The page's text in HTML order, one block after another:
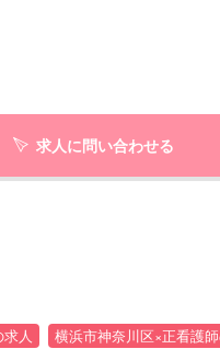
求人に問い合わせる
人 横浜市神奈川区×正看護